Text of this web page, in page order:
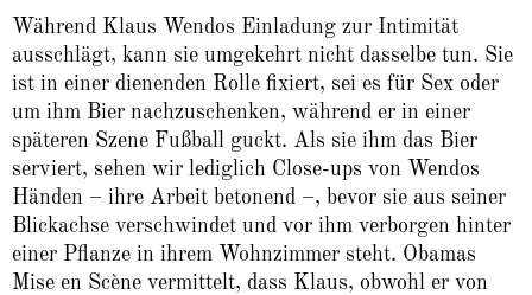
Während Klaus Wendos Einladung zur Intimität
ausschlägt, kann sie umgekehrt nicht dasselbe tun. Sie
ist in einer dienenden Rolle fixiert, sei es für Sex oder
um ihm Bier nachzuschenken, während er in einer
späteren Szene Fußball guckt. Als sie ihm das Bier
serviert, sehen wir lediglich Close-ups von Wendos
Händen – ihre Arbeit betonend –, bevor sie aus seiner
Blickachse verschwindet und vor ihm verborgen hinter
einer Pflanze in ihrem Wohnzimmer steht. Obamas
Mise en Scène vermittelt, dass Klaus, obwohl er von